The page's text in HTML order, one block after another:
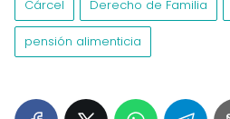
Cárcel Derecho de Familia
pensión alimenticia